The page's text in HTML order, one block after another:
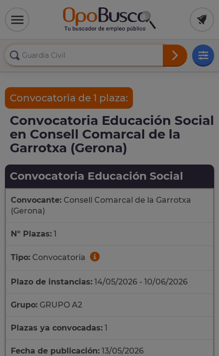
Convocatoria de 1 plaza:
Convocatoria Educación Social
en Consell Comarcal de la
Garrotxa (Gerona)
Convocatoria Educación Social
Convocante: Consell Comarcal de la Garrotxa
(Gerona)
Nº Plazas: 1
Tipo: Convocatoria
Plazo de instancias: 14/05/2026 - 10/06/2026
Grupo: GRUPO A2
Plazas ya convocadas: 1
Fecha de publicación: 13/05/2026